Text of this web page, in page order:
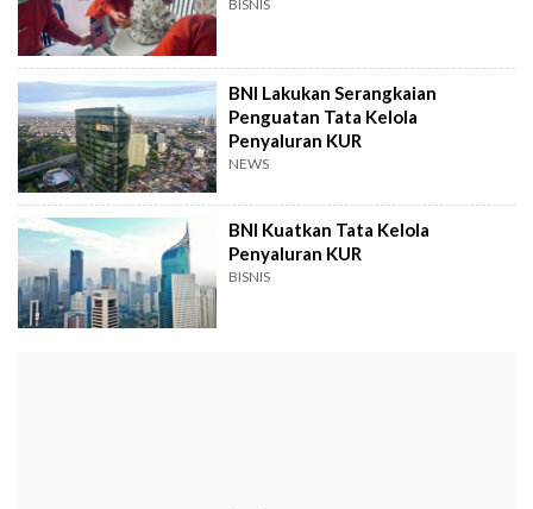
BISNIS
BNI Lakukan Serangkaian
Penguatan Tata Kelola
Penyaluran KUR
NEWS
BNI Kuatkan Tata Kelola
Penyaluran KUR
BISNIS